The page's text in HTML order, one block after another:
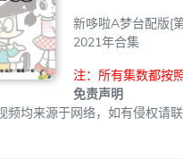
新哆啦A梦台配版[
2021年合集
注：所有集数都按
免责声明
频均来源于网络，如有侵权请